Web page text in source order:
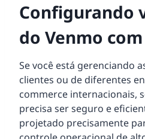
Configurando
do Venmo
Se você está gerenciando
clientes ou de diferentes
commerce internacionais,
precisa ser seguro e
projetado precisamente